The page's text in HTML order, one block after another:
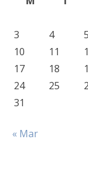
3
4 5
10
11
17
18
24
25
31
« Mar